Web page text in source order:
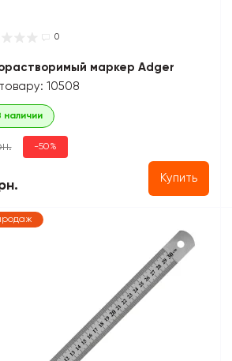
0
маркер Adger
10508
наличии
-50%
Купить